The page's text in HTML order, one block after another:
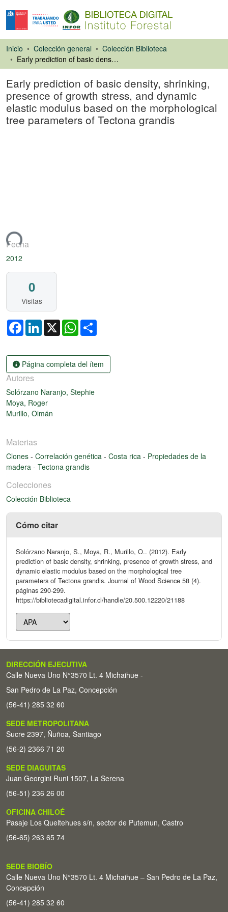
Inicio Colección general
Colección Biblioteca
Early prediction of basic density, shrinking, presence of growth stress, and dynamic elastic modulus based on the morphological tree parameters of Tectona grandis
Early prediction of basic density, shrinking,
presence of growth stress, and dynamic
elastic modulus based on the morphological
tree parameters of Tectona grandis
Fecha
2012
0
Visitas
FacebookLinkedIn
X WhatsApp
Página completa del ítem
Autores
Solórzano Naranjo, Stephie
Moya, Roger
Murillo, Olmán
Materias
Clones - Correlación genética - Costa rica - Propiedades de la
madera - Tectona grandis
Colecciones
Colección Biblioteca
Cómo citar
Solórzano Naranjo, S., Moya, R., Murillo, O.. (2012). Early
prediction of basic density, shrinking, presence of growth stress, and
dynamic elastic modulus based on the morphological tree
parameters of Tectona grandis. Journal of Wood Science 58 (4).
páginas 290-299.
https://bibliotecadigital.infor.cl/handle/20.500.12220/21188
DIRECCIÓN EJECUTIVA
Calle Nueva Uno N°3570 Lt. 4 Michaihue -
San Pedro de La Paz, Concepción
(56-41) 285 32 60
SEDE METROPOLITANA
Sucre 2397, Ñuñoa, Santiago
(56-2) 2366 71 20
SEDE DIAGUITAS
Juan Georgini Runi 1507, La Serena
(56-51) 236 26 00
OFICINA CHILOÉ
Pasaje Los Queltehues s/n, sector de Putemun, Castro
(56-65) 263 65 74
SEDE BIOBÍO
Calle Nueva Uno N°3570 Lt. 4 Michaihue – San Pedro de La Paz,
Concepción
(56-41) 285 32 60